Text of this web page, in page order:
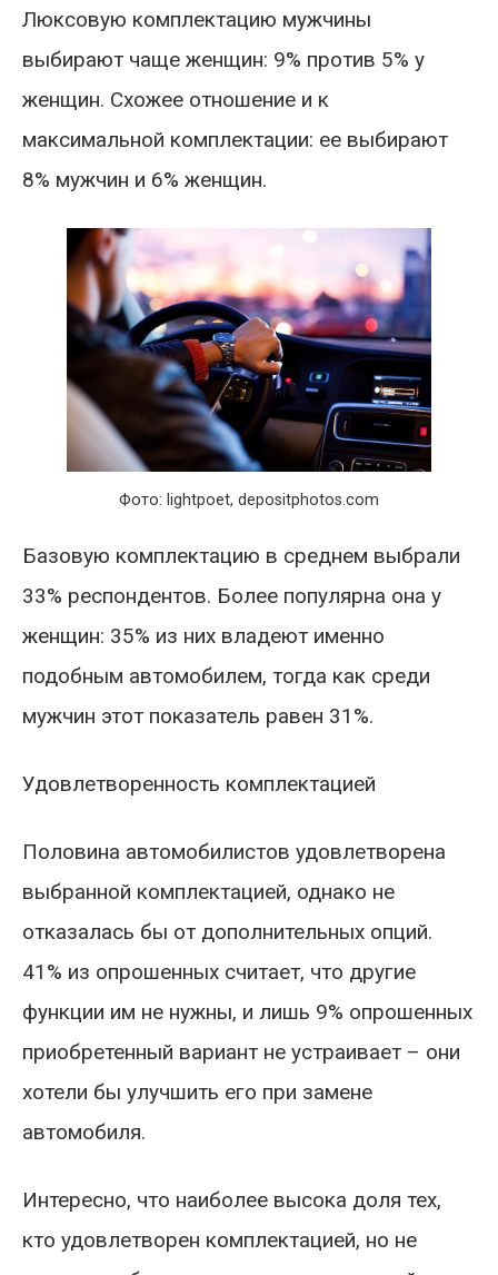
Люксовую комплектацию мужчины
выбирают чаще женщин: 9% против 5% у
женщин. Схожее отношение и к
максимальной комплектации: ее выбирают
8% мужчин и 6% женщин.
Фото: lightpoet, depositphotos.com
Базовую комплектацию в среднем выбрали
33% респондентов. Более популярна она у
женщин: 35% из них владеют именно
подобным автомобилем, тогда как среди
мужчин этот показатель равен 31%.
Удовлетворенность комплектацией
Половина автомобилистов удовлетворена
выбранной комплектацией, однако не
отказалась бы от дополнительных опций.
41% из опрошенных считает, что другие
функции им не нужны, и лишь 9% опрошенных
приобретенный вариант не устраивает – они
хотели бы улучшить его при замене
автомобиля.
Интересно, что наиболее высока доля тех,
кто удовлетворен комплектацией, но не